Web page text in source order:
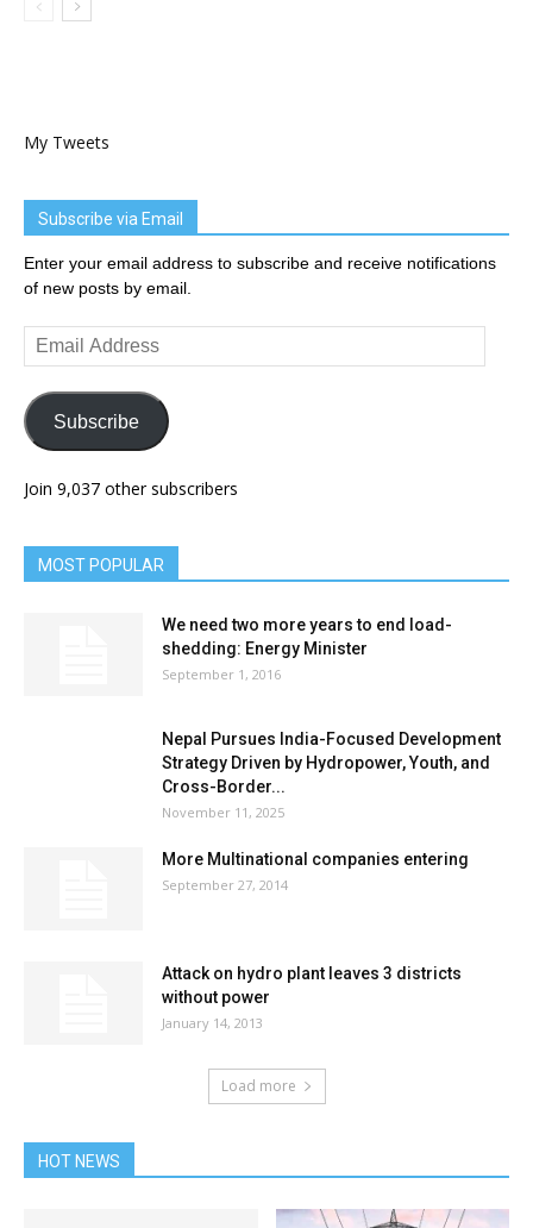
My Tweets
Subscribe via Email
Enter your email address to subscribe and receive notifications
of new posts by email.
Email
Address
Subscribe
Join 9,037 other subscribers
MOST POPULAR
We need two more years to end load-
shedding: Energy Minister
September 1, 2016
Nepal Pursues India-Focused Development
Strategy Driven by Hydropower, Youth, and
Cross-Border...
November 11, 2025
More Multinational companies entering
September 27, 2014
Attack on hydro plant leaves 3 districts
without power
January 14, 2013
Load more
HOT NEWS